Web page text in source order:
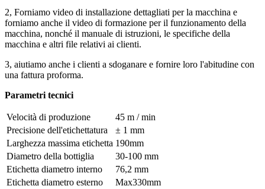
2, Forniamo video di installazione dettagliati per la macchina e
forniamo anche il video di formazione per il funzionamento della
macchina, nonché il manuale di istruzioni, le specifiche della
macchina e altri file relativi ai clienti.
3, aiutiamo anche i clienti a sdoganare e fornire loro l'abitudine con
una fattura proforma.
Parametri tecnici
Velocità di produzione
45 m / min
Precisione dell'etichettatura
± 1 mm
Larghezza massima etichetta 190mm
Diametro della bottiglia
30-100 mm
Etichetta diametro interno
76,2 mm
Etichetta diametro esterno
Max330mm